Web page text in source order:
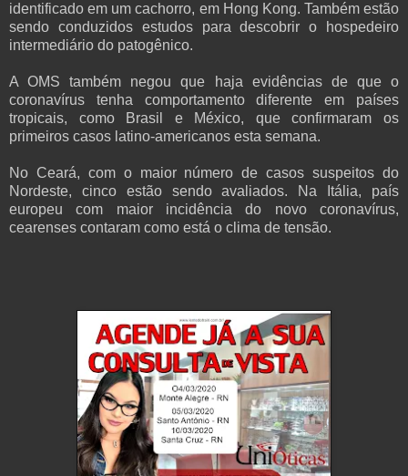
identificado em um cachorro, em Hong Kong. Também estão
sendo conduzidos estudos para descobrir o hospedeiro
intermediário do patogênico.
A OMS também negou que haja evidências de que o
coronavírus tenha comportamento diferente em países
tropicais, como Brasil e México, que confirmaram os
primeiros casos latino-americanos esta semana.
No Ceará, com o maior número de casos suspeitos do
Nordeste, cinco estão sendo avaliados. Na Itália, país
europeu com maior incidência do novo coronavírus,
cearenses contaram como está o clima de tensão.